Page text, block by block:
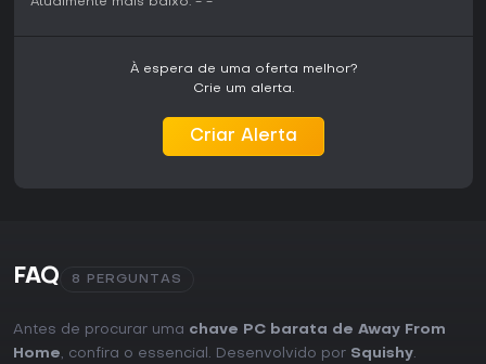
À espera de uma oferta melhor?
Crie um alerta.
Criar Alerta
FAQ 8 PERGUNTAS
Antes de procurar uma chave PC barata de Away From
Home, confira o essencial. Desenvolvido por Squishy.